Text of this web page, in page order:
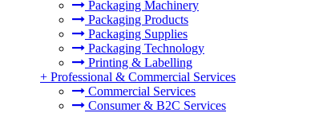
Packaging Machinery
Packaging Products
Packaging Supplies
Packaging Technology
Printing & Labelling
+ Professional & Commercial Services
Commercial Services
Consumer & B2C Services